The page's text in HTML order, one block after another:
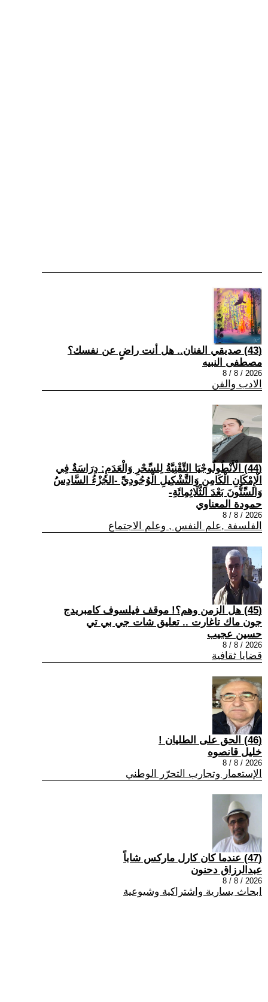
(43) صديقي الفنان.. هل أنت راضٍ عن نفسك؟
مصطفى النبيه
2026 / 8 / 8
الادب والفن
(44) الْأَنْطُولُوجْيَا التِّقْنِيَّةُ لِلسِّحْرِ وَالْعَدَمِ: دِرَاسَةٌ فِي
الْإِمْكَانِ الْكَامِنِ وَالتَّشْكِيلِ الْوُجُودِيِّ -الجُزْءُ السَّادِسُ
وَالسِّتُّونَ بَعْدَ الثَّلَاثِمِائَةِ-
حمودة المعناوي
2026 / 8 / 8
الفلسفة ,علم النفس , وعلم الاجتماع
(45) هل الزمن وهم؟! موقف فيلسوف كامبريدج
جون ماك تاغارت .. تعليق شات جي بي تي
حسين عجيب
2026 / 8 / 8
قضايا ثقافية
(46) الحق على الطليان !
خليل قانصوه
2026 / 8 / 8
الإستعمار وتجارب التحرّر الوطني
(47) عندما كان كارل ماركس شاباً
عبدالرزاق دحنون
2026 / 8 / 8
ابحاث يسارية واشتراكية وشيوعية